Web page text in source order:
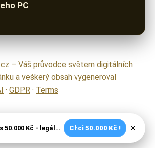
PC
– Váš průvodce světem digitálních
a veškerý obsah vygeneroval
· GDPR · Terms
VIP uvítací bonus 50.000 Kč - legální české kasíno Chci 50.000 Kč ! ×